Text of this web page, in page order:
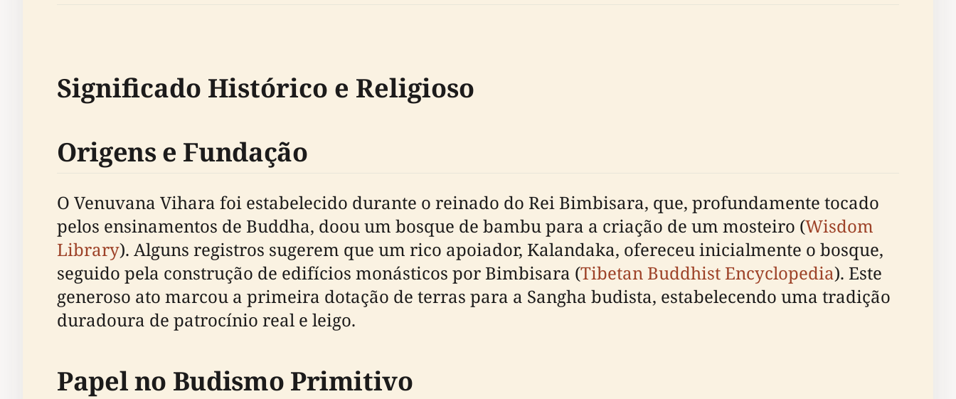
Significado Histórico e Religioso
Origens e Fundação
O Venuvana Vihara foi estabelecido durante o reinado do Rei Bimbisara, que, profundamente tocado
pelos ensinamentos de Buddha, doou um bosque de bambu para a criação de um mosteiro (Wisdom
Library). Alguns registros sugerem que um rico apoiador, Kalandaka, ofereceu inicialmente o bosque,
seguido pela construção de edifícios monásticos por Bimbisara (Tibetan Buddhist Encyclopedia). Este
generoso ato marcou a primeira dotação de terras para a Sangha budista, estabelecendo uma tradição
duradoura de patrocínio real e leigo.
Papel no Budismo Primitivo